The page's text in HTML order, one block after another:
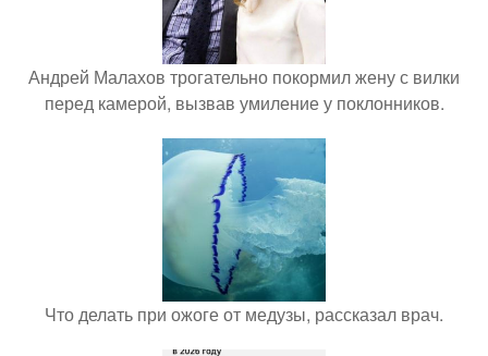
Андрей Малахов трогательно покормил жену с вилки
перед камерой, вызвав умиление у поклонников.
Что делать при ожоге от медузы, рассказал врач.